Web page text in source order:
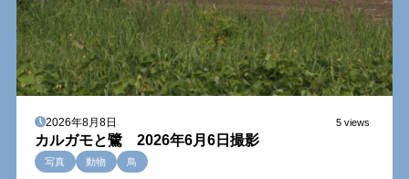
2026年8月8日 5 views
カルガモと鷺 2026年6月6日撮影
写真 動物 鳥